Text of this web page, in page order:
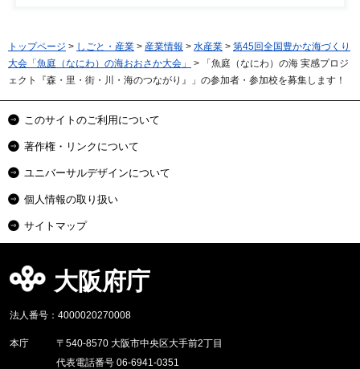
トップページ > しごと・産業 > 産業情報 > 水産業 > 第45回全国豊かな海づくり
大会「魚庭（なにわ）の海おおさか大会」
> 「魚庭（なにわ）の海 実感プロジ
ェクト『森・里・街・川・海のつながり』」の参加者・参加校を募集します！
このサイトのご利用について
著作権・リンクについて
ユニバーサルデザインについて
個人情報の取り扱い
サイトマップ
大阪府庁
法人番号：4000020270008
本庁
〒540-8570 大阪市中央区大手前2丁目
代表電話番号 06-6941-0351